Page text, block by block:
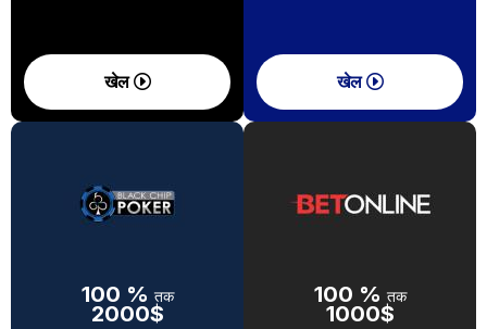
खेल खेल
100 % तक
2000$
100 % तक
1000$